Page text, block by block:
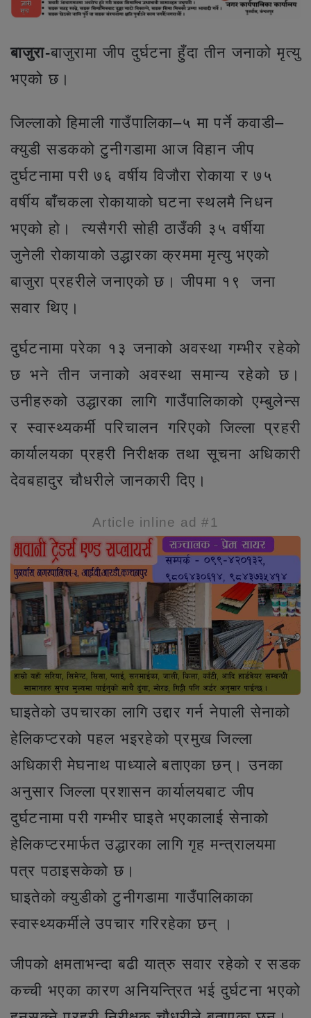
बाजुरा-बाजुरामा जीप दुर्घटना हुँदा तीन जनाको मृत्यु
भएको छ।
जिल्लाको हिमाली गाउँपालिका–५ मा पर्ने कवाडी–
क्युडी सडकको टुनीगडामा आज विहान जीप
दुर्घटनामा परी ७६ वर्षीय विजौरा रोकाया र ७५
वर्षीय बाँचकला रोकायाको घटना स्थलमै निधन
भएको हो। त्यसैगरी सोही ठाउँकी ३५ वर्षीया
जुनेली रोकायाको उद्धारका क्रममा मृत्यु भएको
बाजुरा प्रहरीले जनाएको छ। जीपमा १९ जना
सवार थिए।
दुर्घटनामा परेका १३ जनाको अवस्था गम्भीर रहेको
छ भने तीन जनाको अवस्था समान्य रहेको छ।
उनीहरुको उद्धारका लागि गाउँपालिकाको एम्बुलेन्स
र स्वास्थ्यकर्मी परिचालन गरिएको जिल्ला प्रहरी
कार्यालयका प्रहरी निरीक्षक तथा सूचना अधिकारी
देवबहादुर चौधरीले जानकारी दिए।
Article inline ad #1
घाइतेको उपचारका लागि उद्दार गर्न नेपाली सेनाको
हेलिकप्टरको पहल भइरहेको प्रमुख जिल्ला
अधिकारी मेघनाथ पाध्याले बताएका छन्। उनका
अनुसार जिल्ला प्रशासन कार्यालयबाट जीप
दुर्घटनामा परी गम्भीर घाइते भएकालाई सेनाको
हेलिकप्टरमार्फत उद्धारका लागि गृह मन्त्रालयमा
पत्र पठाइसकेको छ।
घाइतेको क्युडीको टुनीगडामा गाउँपालिकाका
स्वास्थ्यकर्मीले उपचार गरिरहेका छन् ।
जीपको क्षमताभन्दा बढी यात्रु सवार रहेको र सडक
कच्ची भएका कारण अनियन्त्रित भई दुर्घटना भएको